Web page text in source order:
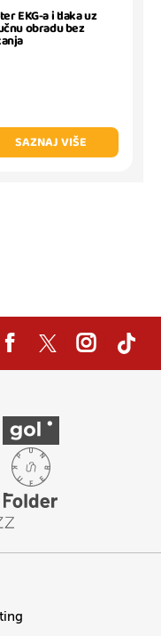
EKG-a i tlaka uz
obradu bez
SAZNAJ VIŠE